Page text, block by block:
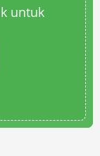
untuk